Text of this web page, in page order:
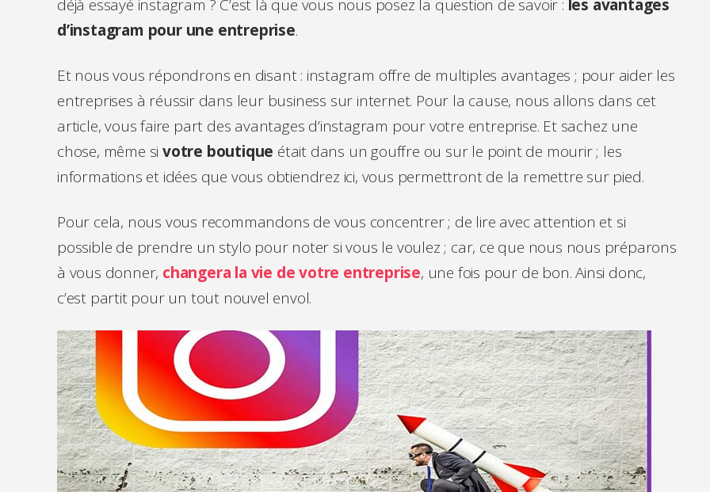
déjà essayé instagram ? C’est là que vous nous posez la question de savoir : les avantages
d’instagram pour une entreprise.
Et nous vous répondrons en disant : instagram offre de multiples avantages ; pour aider les
entreprises à réussir dans leur business sur internet. Pour la cause, nous allons dans cet
article, vous faire part des avantages d’instagram pour votre entreprise. Et sachez une
chose, même sivotre boutique était dans un gouffre ou sur le point de mourir ; les
informations et idées que vous obtiendrez ici, vous permettront de la remettre sur pied.
Pour cela, nous vous recommandons de vous concentrer ; de lire avec attention et si
possible de prendre un stylo pour noter si vous le voulez ; car, ce que nous nous préparons
à vous donner, changera la vie de votre entreprise, une fois pour de bon. Ainsi donc,
c’est partit pour un tout nouvel envol.